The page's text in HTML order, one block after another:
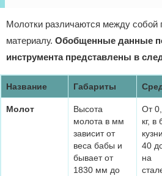
Молотки различаются между собой
материалу. Обобщенные данные
инструмента представлены в
Название Габариты
Молот
Высота
молота в мм
зависит от
веса бабы и
бывает от
1830 мм до
От
кг,
40
на